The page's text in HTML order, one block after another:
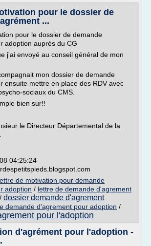
pour le dossier de
...
pour le dossier de demande
adoption auprès du CG
j'ai envoyé au conseil général de mon
mon dossier de demande
ensuite mettre en place des RDV avec
sociaux du CMS.
bien sur!!
Directeur Départemental de la
04:25:24
de motivation pour demande
adoption / lettre de demande d'agrement
/ dossier demande d'agrement
demande d'agrement pour adoption /
pour l'adoption
d'agrément pour l'adoption -